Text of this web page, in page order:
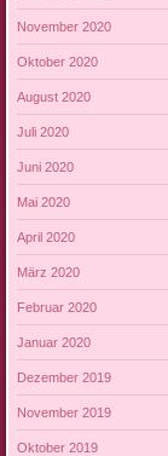
November 2020
Oktober 2020
August 2020
Juli 2020
Juni 2020
Mai 2020
April 2020
März 2020
Februar 2020
Januar 2020
Dezember 2019
November 2019
Oktober 2019